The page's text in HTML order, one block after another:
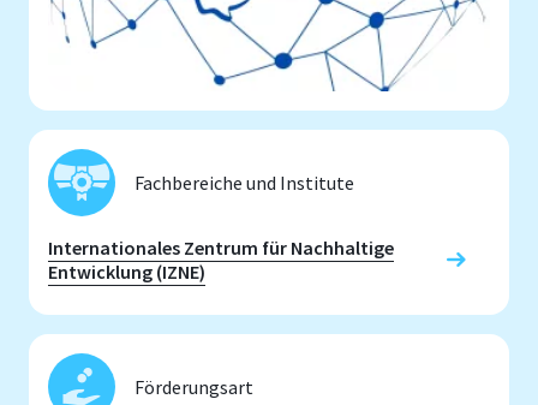
Fachbereiche und Institute
Internationales Zentrum für Nachhaltige
Entwicklung (IZNE)
Förderungsart